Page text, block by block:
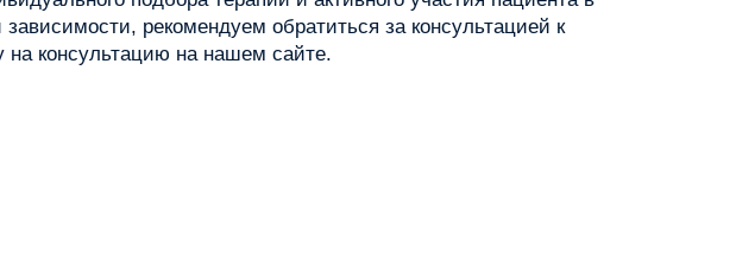
рекомендуем обратиться за консультацией к
на консультацию на нашем сайте.